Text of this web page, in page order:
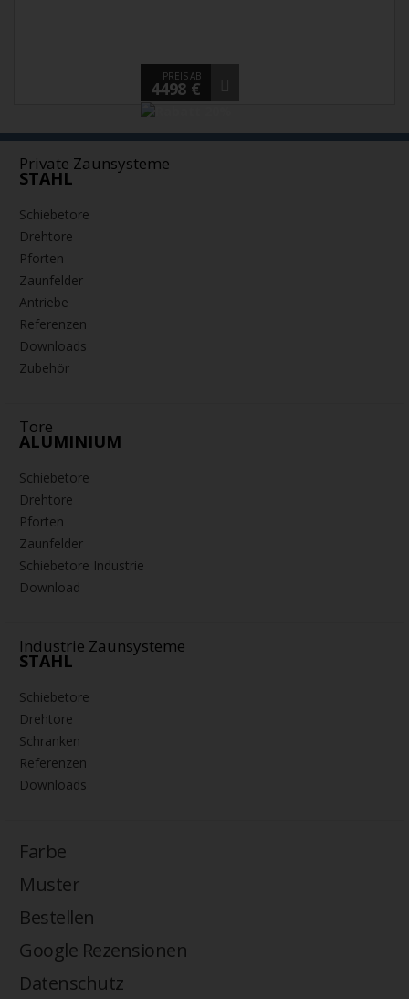
PREIS AB
4498 €
Private Zaunsysteme
STAHL
Schiebetore
Drehtore
Pforten
Zaunfelder
Antriebe
Referenzen
Downloads
Zubehör
Tore
ALUMINIUM
Schiebetore
Drehtore
Pforten
Zaunfelder
Schiebetore Industrie
Download
Industrie Zaunsysteme
STAHL
Schiebetore
Drehtore
Schranken
Referenzen
Downloads
Farbe
Muster
Bestellen
Google Rezensionen
Datenschutz